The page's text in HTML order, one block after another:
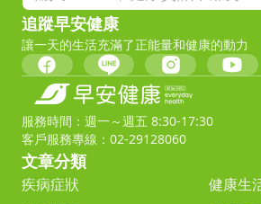
追蹤早安健康
讓一天的生活充滿了正能量和健康的動力
服務時間：週一～週五 8:30-17:30
客戶服務專線：02-29128060
文章分類
疾病症狀
健康生